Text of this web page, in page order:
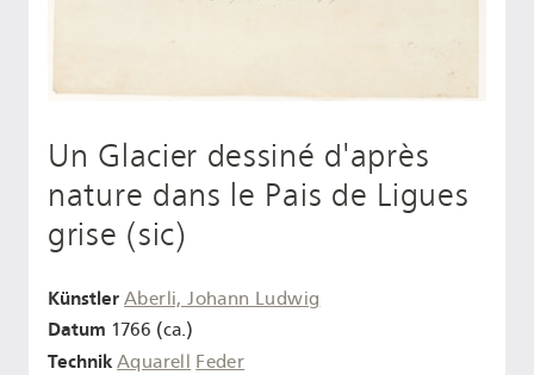
Un Glacier dessiné d'après
nature dans le Pais de Ligues
grise (sic)
Künstler Aberli, Johann Ludwig
Datum 1766 (ca.)
Technik Aquarell Feder